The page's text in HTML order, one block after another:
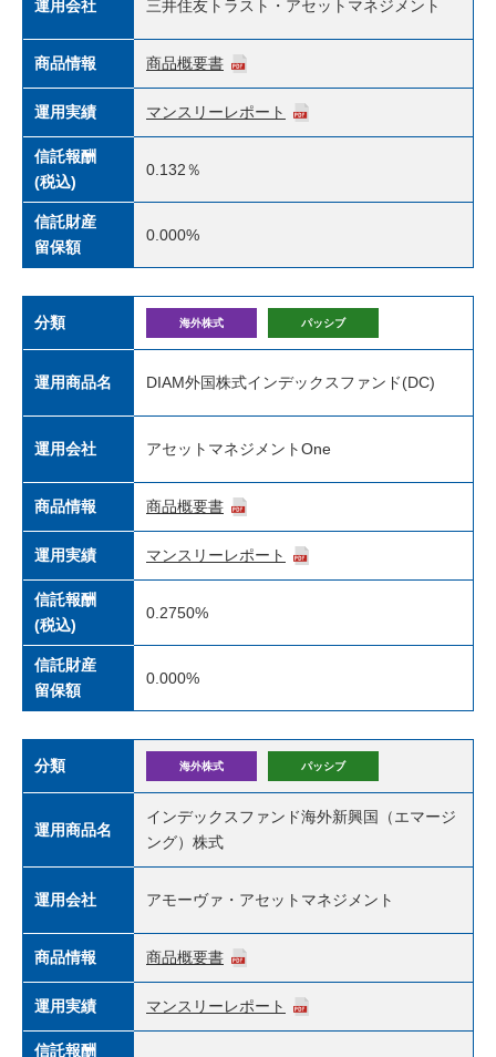
運用会社 三井住友トラスト・アセットマネジメント
商品情報 商品概要書
運用実績 マンスリーレポート
信託報酬
(税込)
0.132％
信託財産
留保額
0.000%
分類 海外株式 パッシブ
運用商品名 DIAM外国株式インデックスファンド(DC)
運用会社 アセットマネジメントOne
商品情報 商品概要書
運用実績 マンスリーレポート
信託報酬
(税込)
0.2750%
信託財産
留保額
0.000%
分類 海外株式 パッシブ
運用商品名
インデックスファンド海外新興国（エマージ
ング）株式
運用会社 アモーヴァ・アセットマネジメント
商品情報 商品概要書
運用実績 マンスリーレポート
信託報酬